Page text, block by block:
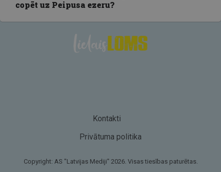
copēt uz Peipusa ezeru?
Copyright: AS "Latvijas Mediji" 2026. Visas tiesības paturētas.
Kontakti
Privātuma politika